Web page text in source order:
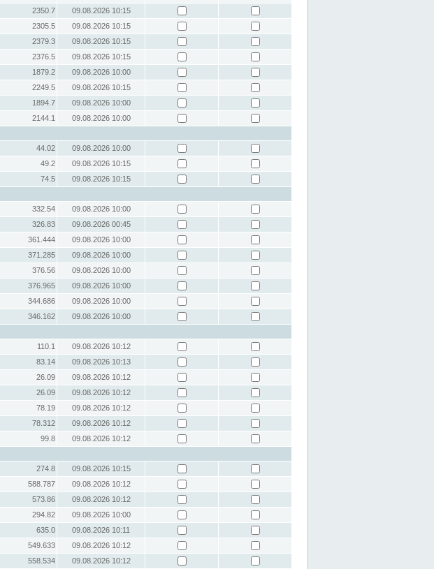
2350.7
09.08.2026 10:15
2305.5
09.08.2026 10:15
2379.3
09.08.2026 10:15
2376.5
09.08.2026 10:15
1879.2
09.08.2026 10:00
2249.5
09.08.2026 10:15
1894.7
09.08.2026 10:00
2144.1
09.08.2026 10:00
44.02
09.08.2026 10:00
49.2
09.08.2026 10:15
74.5
09.08.2026 10:15
332.54
09.08.2026 10:00
326.83
09.08.2026 00:45
361.444
09.08.2026 10:00
371.285
09.08.2026 10:00
376.56
09.08.2026 10:00
376.965
09.08.2026 10:00
344.686
09.08.2026 10:00
346.162
09.08.2026 10:00
110.1
09.08.2026 10:12
83.14
09.08.2026 10:13
26.09
09.08.2026 10:12
26.09
09.08.2026 10:12
78.19
09.08.2026 10:12
78.312
09.08.2026 10:12
99.8
09.08.2026 10:12
274.8
09.08.2026 10:15
588.787
09.08.2026 10:12
573.86
09.08.2026 10:12
294.82
09.08.2026 10:00
635.0
09.08.2026 10:11
549.633
09.08.2026 10:12
558.534
09.08.2026 10:12